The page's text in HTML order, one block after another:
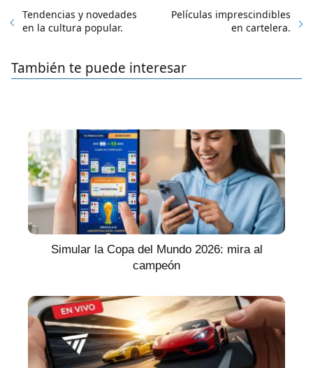
Tendencias y novedades
en la cultura popular.
Películas imprescindibles
en cartelera.
También te puede interesar
Simular la Copa del Mundo 2026: mira al
campeón